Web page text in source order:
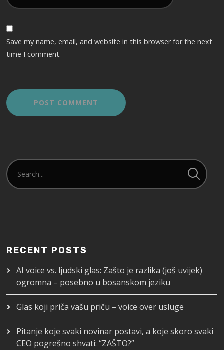
Save my name, email, and website in this browser for the next
time I comment.
RECENT POSTS
AI voice vs. ljudski glas: Zašto je razlika (još uvijek)
ogromna – posebno u bosanskom jeziku
Glas koji priča vašu priču – voice over usluge
Pitanje koje svaki novinar postavi, a koje skoro svaki
CEO pogrešno shvati: “ZAŠTO?”